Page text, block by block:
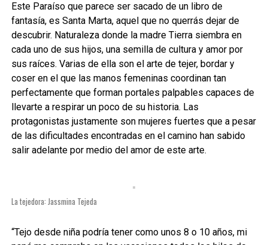
Este Paraíso que parece ser sacado de un libro de
fantasía, es Santa Marta, aquel que no querrás dejar de
descubrir. Naturaleza donde la madre Tierra siembra en
cada uno de sus hijos, una semilla de cultura y amor por
sus raíces. Varias de ella son el arte de tejer, bordar y
coser en el que las manos femeninas coordinan tan
perfectamente que forman portales palpables capaces de
llevarte a respirar un poco de su historia. Las
protagonistas justamente son mujeres fuertes que a pesar
de las dificultades encontradas en el camino han sabido
salir adelante por medio del amor de este arte.
La tejedora: Jassmina Tejeda
“Tejo desde niña podría tener como unos 8 o 10 años, mi